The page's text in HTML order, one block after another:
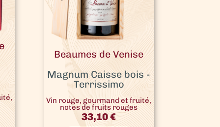
Beaumes de Venise
Magnum Caisse bois -
Terrissimo
Vin rouge, gourmand et fruité,
notes de fruits rouges
33,10€